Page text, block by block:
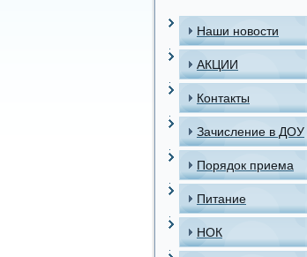
Наши новости
АКЦИИ
Контакты
Зачисление в ДОУ
Порядок приема
детей в МАДОУ
Питание
НОК